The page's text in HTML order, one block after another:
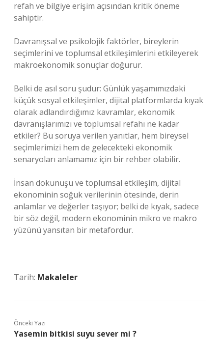
refah ve bilgiye erişim açısından kritik öneme
sahiptir.
Davranışsal ve psikolojik faktörler, bireylerin
seçimlerini ve toplumsal etkileşimlerini etkileyerek
makroekonomik sonuçlar doğurur.
Belki de asıl soru şudur: Günlük yaşamımızdaki
küçük sosyal etkileşimler, dijital platformlarda kıyak
olarak adlandırdığımız kavramlar, ekonomik
davranışlarımızı ve toplumsal refahı ne kadar
etkiler? Bu soruya verilen yanıtlar, hem bireysel
seçimlerimizi hem de gelecekteki ekonomik
senaryoları anlamamız için bir rehber olabilir.
İnsan dokunuşu ve toplumsal etkileşim, dijital
ekonominin soğuk verilerinin ötesinde, derin
anlamlar ve değerler taşıyor; belki de kıyak, sadece
bir söz değil, modern ekonominin mikro ve makro
yüzünü yansıtan bir metafordur.
Tarih: Makaleler
Önceki Yazı
Yasemin bitkisi suyu sever mi ?